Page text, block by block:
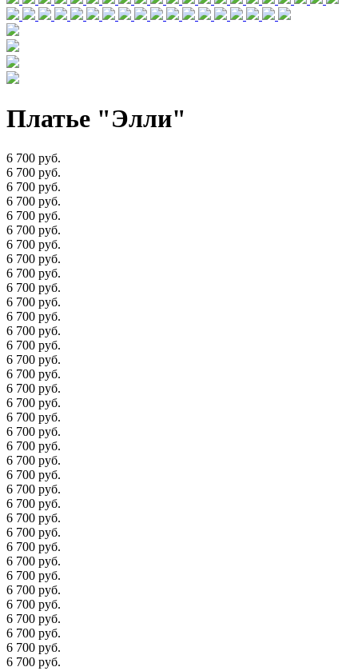
Платье "Элли"
6 700 руб.
6 700 руб.
6 700 руб.
6 700 руб.
6 700 руб.
6 700 руб.
6 700 руб.
6 700 руб.
6 700 руб.
6 700 руб.
6 700 руб.
6 700 руб.
6 700 руб.
6 700 руб.
6 700 руб.
6 700 руб.
6 700 руб.
6 700 руб.
6 700 руб.
6 700 руб.
6 700 руб.
6 700 руб.
6 700 руб.
6 700 руб.
6 700 руб.
6 700 руб.
6 700 руб.
6 700 руб.
6 700 руб.
6 700 руб.
6 700 руб.
6 700 руб.
6 700 руб.
6 700 руб.
6 700 руб.
6 700 руб.